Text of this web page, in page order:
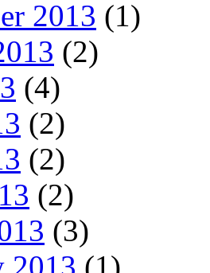
2013 (1)
(2)
(4)
(2)
(2)
(2)
(3)
2013 (1)